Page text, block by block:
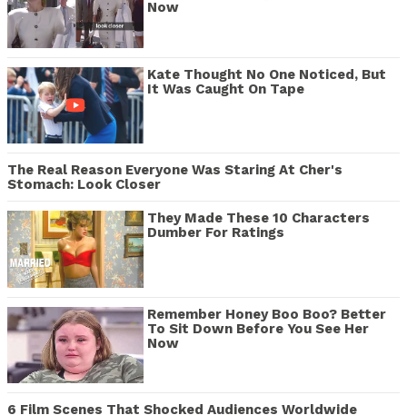
Now
Kate Thought No One Noticed, But
It Was Caught On Tape
The Real Reason Everyone Was Staring At Cher's
Stomach: Look Closer
They Made These 10 Characters
Dumber For Ratings
Remember Honey Boo Boo? Better
To Sit Down Before You See Her
Now
6 Film Scenes That Shocked Audiences Worldwide